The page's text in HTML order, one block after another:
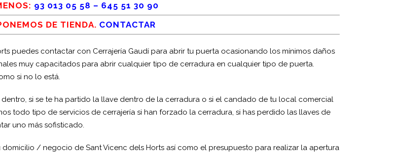
93 013 05 58 – 645 51 30 90
DE TIENDA. CONTACTAR
puedes contactar con Cerrajería Gaudí para abrir tu puerta ocasionando los mínimos daños
muy capacitados para abrir cualquier tipo de cerradura en cualquier tipo de puerta.
si no lo está.
si se te ha partido la llave dentro de la cerradura o si el candado de tu local comercial
todo tipo de servicios de cerrajería si han forzado la cerradura, si has perdido las llaves de
uno más sofisticado.
/ negocio de Sant Vicenc dels Horts así como el presupuesto para realizar la apertura